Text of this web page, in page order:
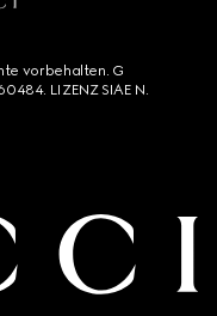
vorbehalten. G
LIZENZ SIAE N.